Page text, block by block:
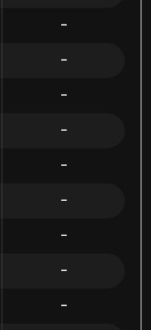
-
-
-
-
-
-
-
-
-